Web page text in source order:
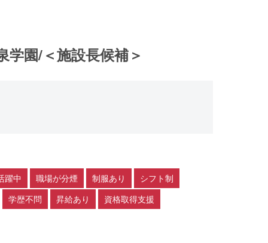
園/＜施設長候補＞
躍中 職場が分煙 制服あり
シフト制
学歴不問
昇給あり 資格取得支援